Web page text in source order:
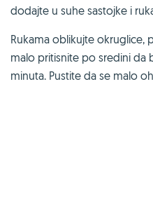
dodajte u suhe sastojke i
Rukama oblikujte okruglice,
malo pritisnite po sredini da
minuta. Pustite da se malo